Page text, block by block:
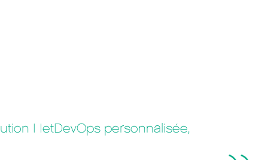
NetDevOps personnalisée,